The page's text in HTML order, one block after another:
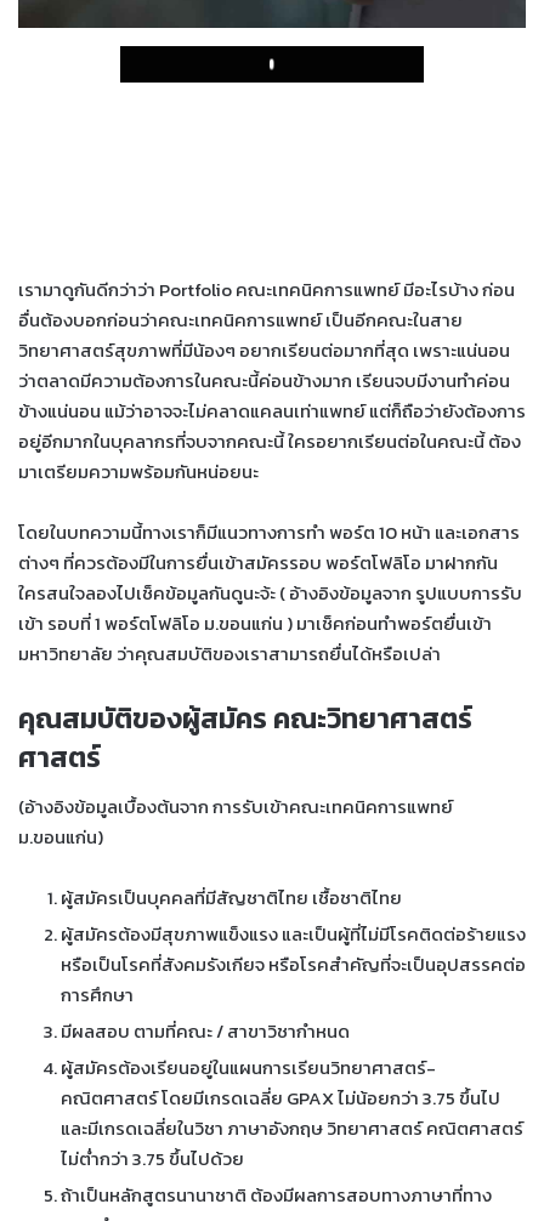
Play
เรามาดูกันดีกว่าว่า Portfolio คณะเทคนิคการแพทย์ มีอะไรบ้าง ก่อน
อื่นต้องบอกก่อนว่าคณะเทคนิคการแพทย์ เป็นอีกคณะในสาย
วิทยาศาสตร์สุขภาพที่มีน้องๆ อยากเรียนต่อมากที่สุด เพราะแน่นอน
ว่าตลาดมีความต้องการในคณะนี้ค่อนข้างมาก เรียนจบมีงานทำค่อน
ข้างแน่นอน แม้ว่าอาจจะไม่คลาดแคลนเท่าแพทย์ แต่ก็ถือว่ายังต้องการ
อยู่อีกมากในบุคลากรที่จบจากคณะนี้ ใครอยากเรียนต่อในคณะนี้ ต้อง
มาเตรียมความพร้อมกันหน่อยนะ
โดยในบทความนี้ทางเราก็มีแนวทางการทำ พอร์ต 10 หน้า และเอกสาร
ต่างๆ ที่ควรต้องมีในการยื่นเข้าสมัครรอบ พอร์ตโฟลิโอ มาฝากกัน
ใครสนใจลองไปเช็คข้อมูลกันดูนะจ้ะ ( อ้างอิงข้อมูลจาก รูปแบบการรับ
เข้า รอบที่ 1 พอร์ตโฟลิโอ ม.ขอนแก่น ) มาเช็คก่อนทำพอร์ตยื่นเข้า
มหาวิทยาลัย ว่าคุณสมบัติของเราสามารถยื่นได้หรือเปล่า
คุณสมบัติของผู้สมัคร คณะวิทยาศาสตร์
ศาสตร์
(อ้างอิงข้อมูลเบื้องต้นจาก การรับเข้าคณะเทคนิคการแพทย์
ม.ขอนแก่น)
ผู้สมัครเป็นบุคคลที่มีสัญชาติไทย เชื้อชาติไทย
ผู้สมัครต้องมีสุขภาพแข็งแรง และเป็นผู้ที่ไม่มีโรคติดต่อร้ายแรง
หรือเป็นโรคที่สังคมรังเกียจ หรือโรคสำคัญที่จะเป็นอุปสรรคต่อ
การศึกษา
มีผลสอบ ตามที่คณะ / สาขาวิชากำหนด
ผู้สมัครต้องเรียนอยู่ในแผนการเรียนวิทยาศาสตร์-
คณิตศาสตร์ โดยมีเกรดเฉลี่ย GPAX ไม่น้อยกว่า 3.75 ขึ้นไป
และมีเกรดเฉลี่ยในวิชา ภาษาอังกฤษ วิทยาศาสตร์ คณิตศาสตร์
ไม่ต่ำกว่า 3.75 ขึ้นไปด้วย
ถ้าเป็นหลักสูตรนานาชาติ ต้องมีผลการสอบทางภาษาที่ทาง